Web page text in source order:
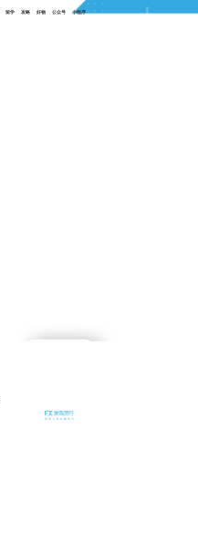
留学 攻略 好物 公众号 小程序